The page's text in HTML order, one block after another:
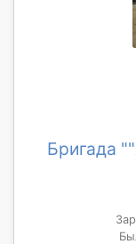
Бригада